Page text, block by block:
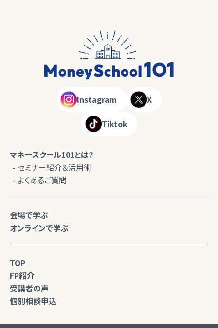
Instagram X
Tiktok
マネースクール101とは？
セミナー紹介＆活用術
よくあるご質問
会場で学ぶ
オンラインで学ぶ
TOP
FP紹介
受講者の声
個別相談申込